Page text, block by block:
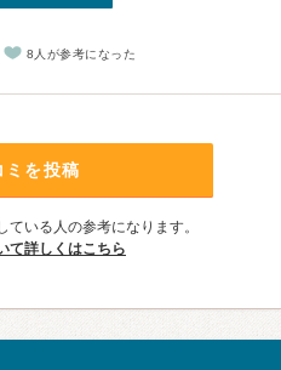
8人が参考になった
ミを投稿
いる人の参考になります。
て詳しくはこちら